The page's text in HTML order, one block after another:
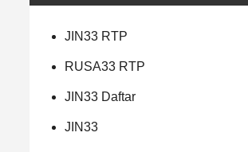
JIN33 RTP
RUSA33 RTP
JIN33 Daftar
JIN33